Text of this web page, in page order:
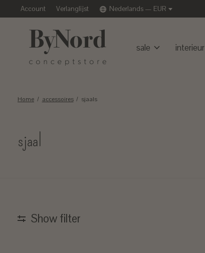
Account Verlanglijst Nederlands — EUR
sale interieur
Home / accessoires / sjaals
sjaal
Show filter